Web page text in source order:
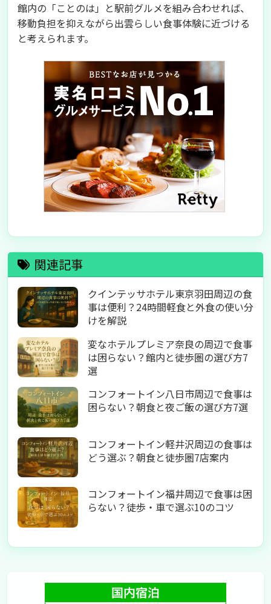
館内の「ことのは」と駅前グルメを組み合わせれば、
移動負担を抑えながら出雲らしい食事体験に近づける
と考えられます。
関連記事
クインテッサホテル東京羽田周辺の食
事は便利？24時間軽食と外食の使い分
けを解説
変なホテルプレミア奈良の周辺で食事
は困らない？館内と徒歩圏の選び方7
選
コンフォートイン八日市周辺で食事は
困らない？朝食と夜ご飯の選び方7選
コンフォートイン軽井沢周辺の食事は
どう選ぶ？朝食と徒歩圏7店案内
コンフォートイン福井周辺で食事は困
らない？徒歩・車で選ぶ10のコツ